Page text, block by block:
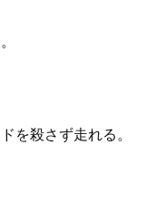
を殺さず走れる。